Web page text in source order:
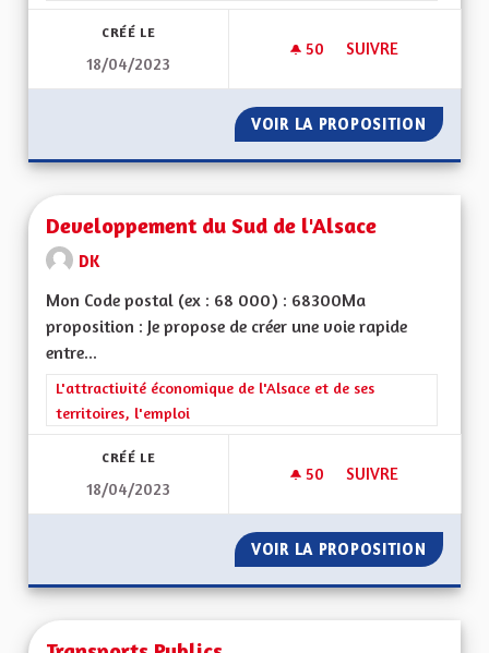
CRÉÉ LE
18/04/2023
50 50 ABONNÉS
SUIVRE
VOIR LA PROPOSITION
Developpement du Sud de l'Alsace
DK
Mon Code postal (ex : 68 000) : 68300Ma
proposition : Je propose de créer une voie rapide
entre...
Filtrer les résultats de la catégorie : L'attractivité
L'attractivité économique de l'Alsace et de ses
territoires, l'emploi
CRÉÉ LE
18/04/2023
50 50 ABONNÉS
SUIVRE
VOIR LA PROPOSITION